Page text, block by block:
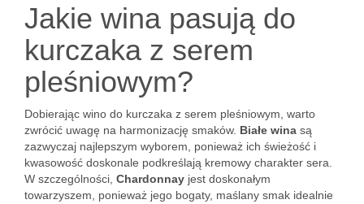
Jakie wina pasują do
kurczaka z serem
pleśniowym?
Dobierając wino do kurczaka z serem pleśniowym, warto
zwrócić uwagę na harmonizację smaków. Białe wina są
zazwyczaj najlepszym wyborem, ponieważ ich świeżość i
kwasowość doskonale podkreślają kremowy charakter sera.
W szczególności, Chardonnay jest doskonałym
towarzyszem, ponieważ jego bogaty, maślany smak idealnie